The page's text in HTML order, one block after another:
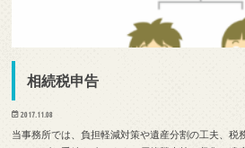
相続税申告
2017.11.08
当事務所では、負担軽減対策や遺産分割の工夫、税